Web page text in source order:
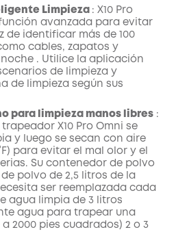
Limpieza : X10 Pro
avanzada para evitar
de identificar más de 100
cables, zapatos y
noche . Utilice la aplicación
de limpieza y
de limpieza según sus
para limpieza manos libres :
trapeador X10 Pro Omni
se
y luego se secan con aire
para evitar el mal olor y el
Su contenedor de polvo
polvo de 2,5 litros de la
ser reemplazada cada
agua limpia de 3 litros
agua para trapear una
a 2000 pies cuadrados) 2 o 3